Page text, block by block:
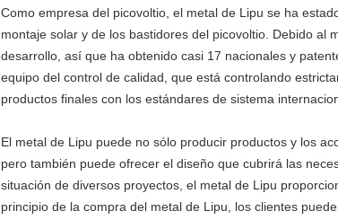
Como empresa del picovoltio, el metal de Lipu se ha
montaje solar y de los bastidores del picovoltio. Debido al
desarrollo, así que ha obtenido casi 17 nacionales y
equipo del control de calidad, que está controlando
productos finales con los estándares de sistema
El metal de Lipu puede no sólo producir productos y los
pero también puede ofrecer el diseño que cubrirá las
situación de diversos proyectos, el metal de Lipu
principio de la compra del metal de Lipu, los clientes